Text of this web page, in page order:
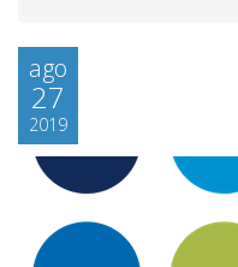
ago
27
2019